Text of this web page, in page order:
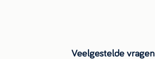
Veelgestelde vragen